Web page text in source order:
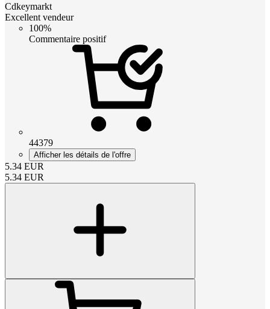
Cdkeymarkt
Excellent vendeur
100%
Commentaire positif
44379
Afficher les détails de l'offre
5.34 EUR
5.34 EUR